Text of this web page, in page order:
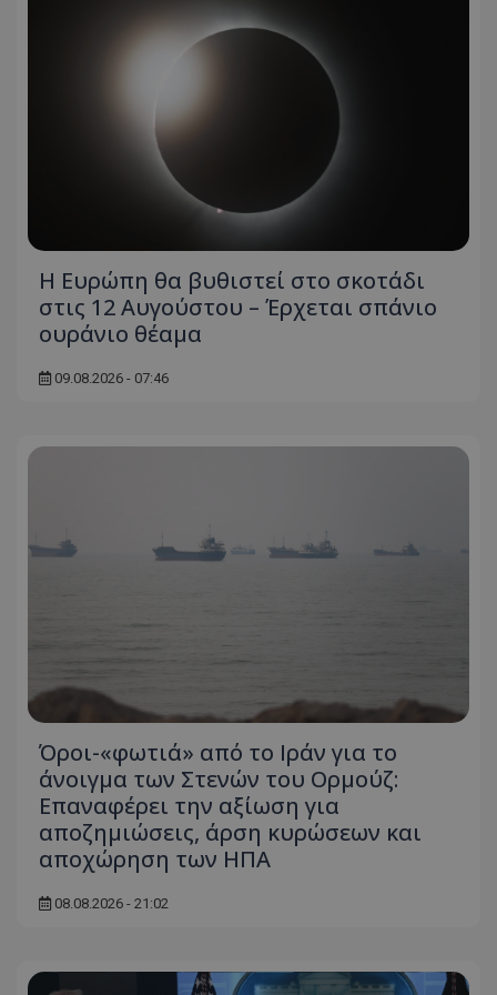
Η Ευρώπη θα βυθιστεί στο σκοτάδι
στις 12 Αυγούστου – Έρχεται σπάνιο
ουράνιο θέαμα
09.08.2026 - 07:46
Όροι-«φωτιά» από το Ιράν για το
άνοιγμα των Στενών του Ορμούζ:
Επαναφέρει την αξίωση για
αποζημιώσεις, άρση κυρώσεων και
αποχώρηση των ΗΠΑ
08.08.2026 - 21:02